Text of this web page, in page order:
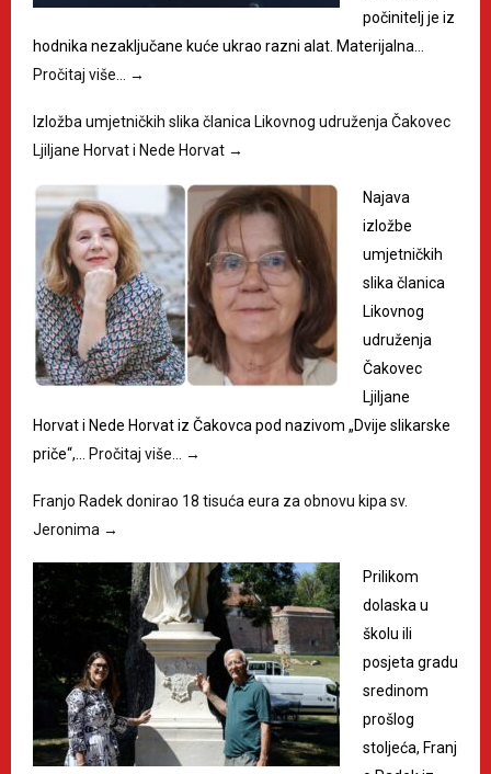
počinitelj je iz
hodnika nezaključane kuće ukrao razni alat. Materijalna…
Pročitaj više… →
Izložba umjetničkih slika članica Likovnog udruženja Čakovec
Ljiljane Horvat i Nede Horvat →
Najava
izložbe
umjetničkih
slika članica
Likovnog
udruženja
Čakovec
Ljiljane
Horvat i Nede Horvat iz Čakovca pod nazivom „Dvije slikarske
priče“,… Pročitaj više… →
Franjo Radek donirao 18 tisuća eura za obnovu kipa sv.
Jeronima →
Prilikom
dolaska u
školu ili
posjeta gradu
sredinom
prošlog
stoljeća, Franj